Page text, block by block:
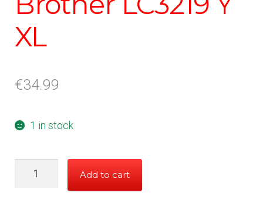
XL
€34.99
1 in stock
Add to cart